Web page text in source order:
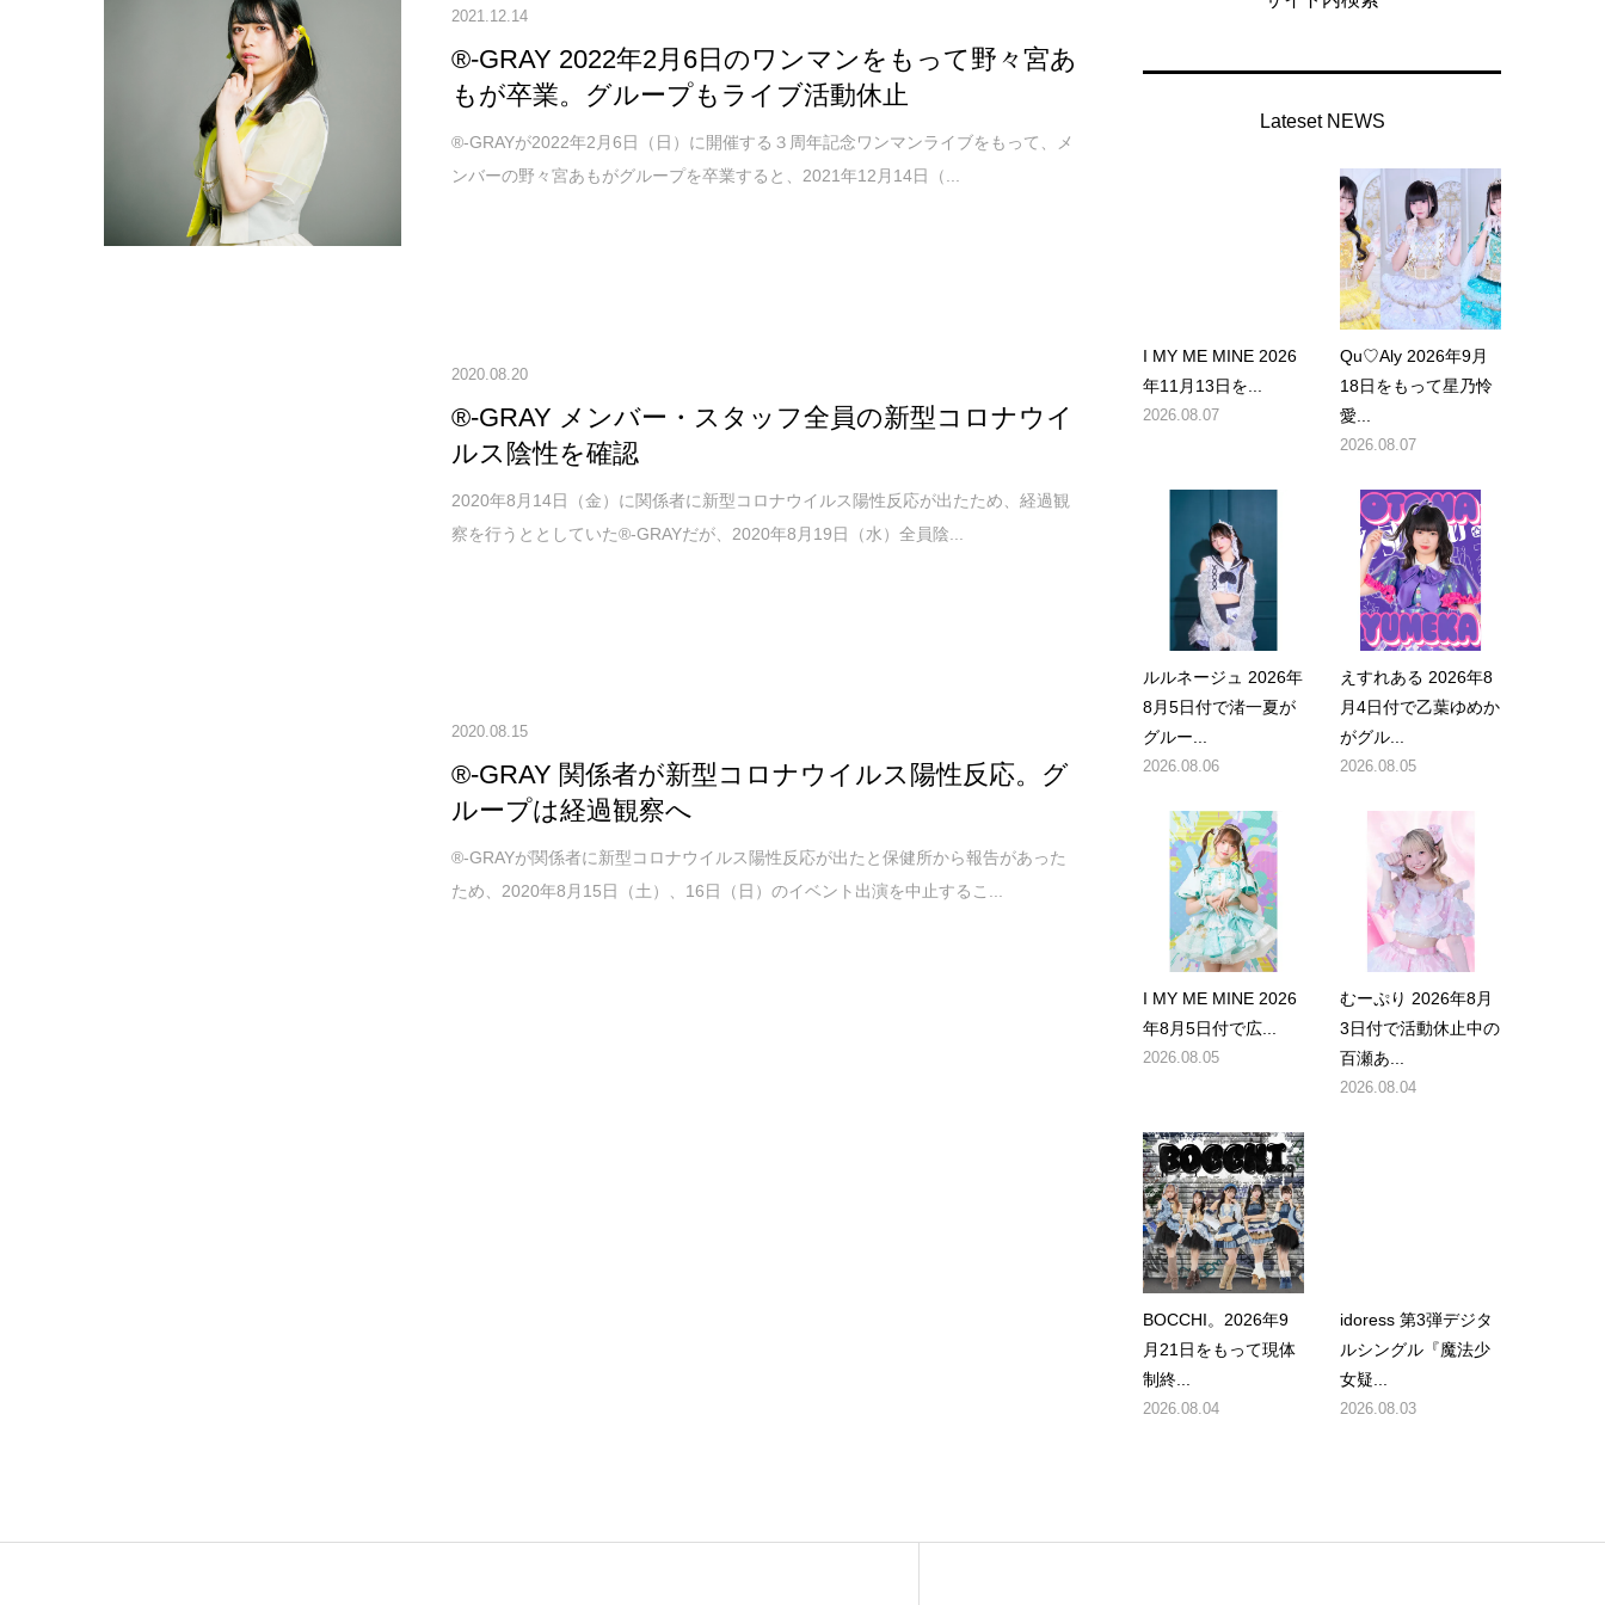
2021.12.14
®-GRAY 2022年2月6日のワンマンをもって野々宮あ
もが卒業。グループもライブ活動休止
®-GRAYが2022年2月6日（日）に開催する３周年記念ワンマンライブをもって、メ
ンバーの野々宮あもがグループを卒業すると、2021年12月14日（...
2020.08.20
®-GRAY メンバー・スタッフ全員の新型コロナウイ
ルス陰性を確認
2020年8月14日（金）に関係者に新型コロナウイルス陽性反応が出たため、経過観
察を行うととしていた®-GRAYだが、2020年8月19日（水）全員陰...
2020.08.15
®-GRAY 関係者が新型コロナウイルス陽性反応。グ
ループは経過観察へ
®-GRAYが関係者に新型コロナウイルス陽性反応が出たと保健所から報告があった
ため、2020年8月15日（土）、16日（日）のイベント出演を中止するこ...
Lateset NEWS
I MY ME MINE 2026
年11月13日を...
2026.08.07
Qu♡Aly 2026年9月
18日をもって星乃怜
愛...
2026.08.07
ルルネージュ 2026年
8月5日付で渚一夏が
グルー...
2026.08.06
えすれある 2026年8
月4日付で乙葉ゆめか
がグル...
2026.08.05
I MY ME MINE 2026
年8月5日付で広...
2026.08.05
むーぷり 2026年8月
3日付で活動休止中の
百瀬あ...
2026.08.04
BOCCHI。2026年9
月21日をもって現体
制終...
2026.08.04
idoress 第3弾デジタ
ルシングル『魔法少
女疑...
2026.08.03